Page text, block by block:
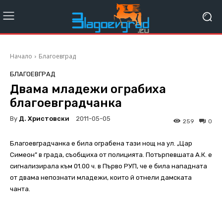
Начало Благоевград
БЛАГОЕВГРАД
Двама младежи ограбиха
благоевградчанка
By Д. Христовски 2011-05-05 0
259
Благоевградчанка е била ограбена тази нощ на ул. „Цар
Симеон” в града, съобщиха от полицията. Потърпевшата А.К. е
сигнализирала към 01.00 ч. в Първо РУП, че е била нападната
от двама непознати младежи, които й отнели дамската
чанта.